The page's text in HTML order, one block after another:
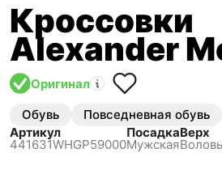
Кроссовки
Alexander
Оригинал
Обувь Повседневная обувь
Артикул
441631WHGP59000
Посадка
Мужская
Верх